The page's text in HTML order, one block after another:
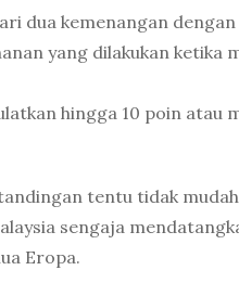
dua kemenangan
yang dilakukan ketika
hingga 10 poin atau
tentu tidak
sengaja
Eropa.